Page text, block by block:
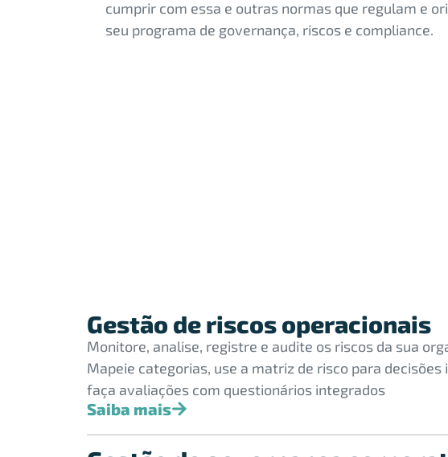
cumprir com essa e outras normas que regulam e
seu programa de governança, riscos e compliance.
Gestão de riscos operacionais
Monitore, analise, registre e audite os riscos da sua
Mapeie categorias, use a matriz de risco para decisões
faça avaliações com questionários integrados
Saiba mais